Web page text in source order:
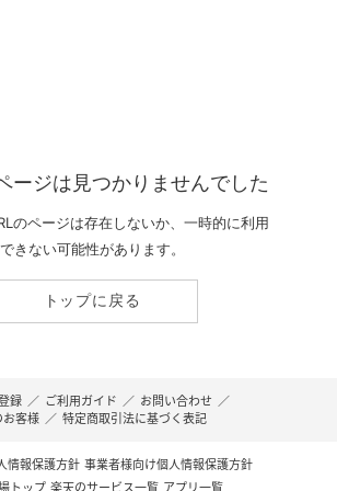
ージは見つかりませんでした
のページは存在しないか、一時的に利用
できない可能性があります。
トップに戻る
録 ／ ご利用ガイド ／ お問い合わせ ／
客様 ／ 特定商取引法に基づく表記
情報保護方針 事業者様向け個人情報保護方針
トップ 楽天のサービス一覧 アプリ一覧